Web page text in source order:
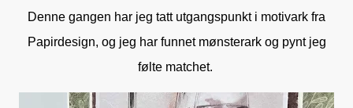
Denne gangen har jeg tatt utgangspunkt i motivark fra
Papirdesign, og jeg har funnet mønsterark og pynt jeg
følte matchet.